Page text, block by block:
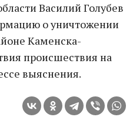
Василий Голубев
о уничтожении
Каменска-
происшествия на
выяснения.